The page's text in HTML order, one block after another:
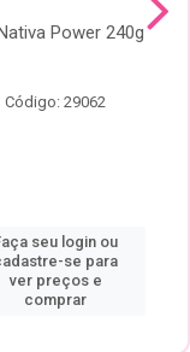
Power 240g
Código: 29062
seu login ou
se para
ver preços e
comprar